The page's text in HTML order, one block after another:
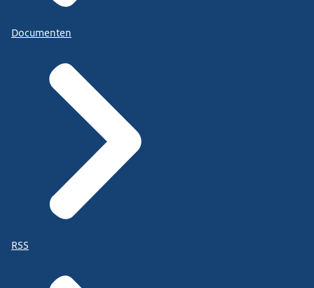
Documenten
RSS